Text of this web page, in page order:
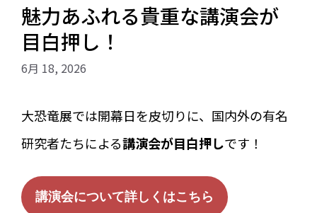
魅力あふれる貴重な講演会が
目白押し！
6月 18, 2026
大恐竜展では開幕日を皮切りに、国内外の有名
研究者たちによる講演会が目白押しです！
講演会について詳しくはこちら